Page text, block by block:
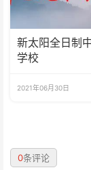
新太阳全日制
学校
2021年06月30日
0条评论